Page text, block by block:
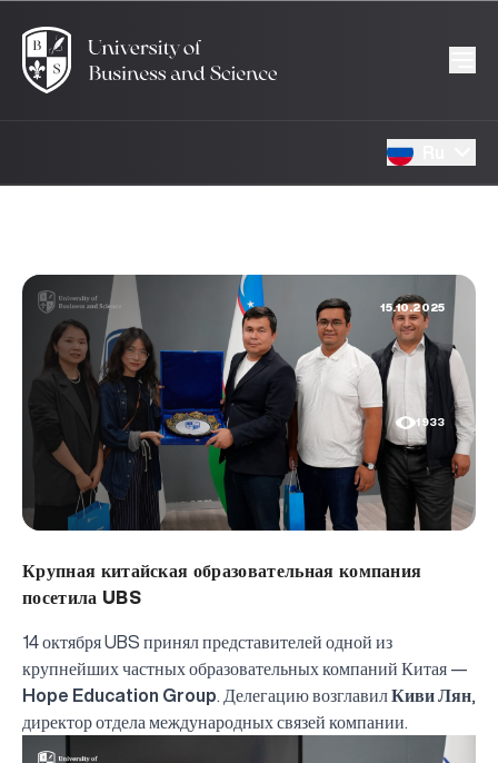
15.10.2025
1933
Крупная китайская образовательная компания
посетила UBS
14 октября UBS принял представителей одной из
крупнейших частных образовательных компаний Китая —
Hope Education Group . Делегацию возглавилКиви Лян
директор отдела международных связей компании.